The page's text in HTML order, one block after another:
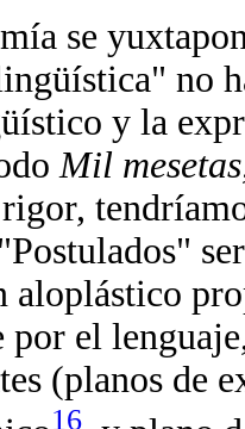
se
no
y la
Mil
aloplástico
por el
(planos de
16